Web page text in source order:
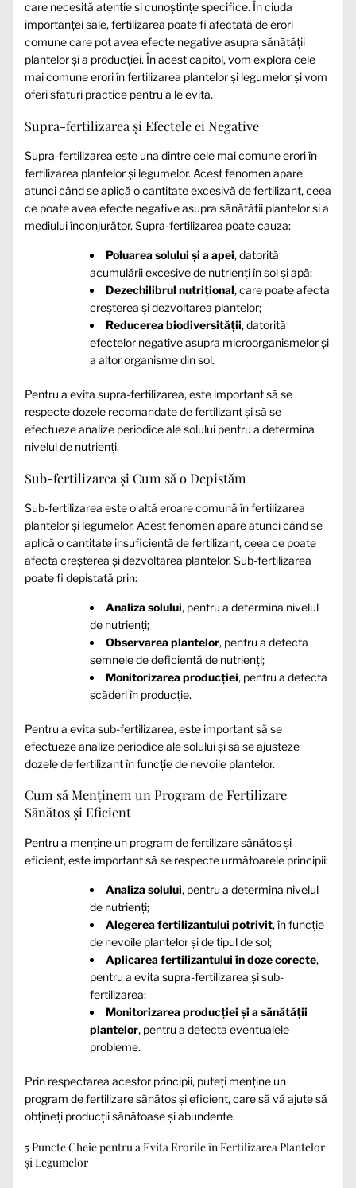
care necesită atenție și cunoștințe specifice. În ciuda
importanței sale, fertilizarea poate fi afectată de erori
comune care pot avea efecte negative asupra sănătății
plantelor și a producției. În acest capitol, vom explora cele
mai comune erori în fertilizarea plantelor și legumelor și vom
oferi sfaturi practice pentru a le evita.
Supra-fertilizarea și Efectele ei Negative
Supra-fertilizarea este una dintre cele mai comune erori în
fertilizarea plantelor și legumelor. Acest fenomen apare
atunci când se aplică o cantitate excesivă de fertilizant, ceea
ce poate avea efecte negative asupra sănătății plantelor și a
mediului înconjurător. Supra-fertilizarea poate cauza:
Poluarea solului și a apei, datorită
acumulării excesive de nutrienți în sol și apă;
Dezechilibrul nutrițional, care poate afecta
creșterea și dezvoltarea plantelor;
Reducerea biodiversității, datorită
efectelor negative asupra microorganismelor și
a altor organisme din sol.
Pentru a evita supra-fertilizarea, este important să se
respecte dozele recomandate de fertilizant și să se
efectueze analize periodice ale solului pentru a determina
nivelul de nutrienți.
Sub-fertilizarea și Cum să o Depistăm
Sub-fertilizarea este o altă eroare comună în fertilizarea
plantelor și legumelor. Acest fenomen apare atunci când se
aplică o cantitate insuficientă de fertilizant, ceea ce poate
afecta creșterea și dezvoltarea plantelor. Sub-fertilizarea
poate fi depistată prin:
Analiza solului, pentru a determina nivelul
de nutrienți;
Observarea plantelor, pentru a detecta
semnele de deficiență de nutrienți;
Monitorizarea producției, pentru a detecta
scăderi în producție.
Pentru a evita sub-fertilizarea, este important să se
efectueze analize periodice ale solului și să se ajusteze
dozele de fertilizant în funcție de nevoile plantelor.
Cum să Menținem un Program de Fertilizare
Sănătos și Eficient
Pentru a menține un program de fertilizare sănătos și
eficient, este important să se respecte următoarele principii:
Analiza solului, pentru a determina nivelul
de nutrienți;
Alegerea fertilizantului potrivit, în funcție
de nevoile plantelor și de tipul de sol;
Aplicarea fertilizantului în doze corecte,
pentru a evita supra-fertilizarea și sub-
fertilizarea;
Monitorizarea producției și a sănătății
plantelor, pentru a detecta eventualele
probleme.
Prin respectarea acestor principii, puteți menține un
program de fertilizare sănătos și eficient, care să vă ajute să
obțineți producții sănătoase și abundente.
5 Puncte Cheie pentru a Evita Erorile în Fertilizarea Plantelor
și Legumelor